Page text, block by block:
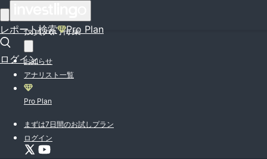
レポート検索 Pro Plan
ログイン
投資入門特集
お知らせ
アナリスト一覧
Pro Plan
まずは7日間のお試しプラン
ログイン